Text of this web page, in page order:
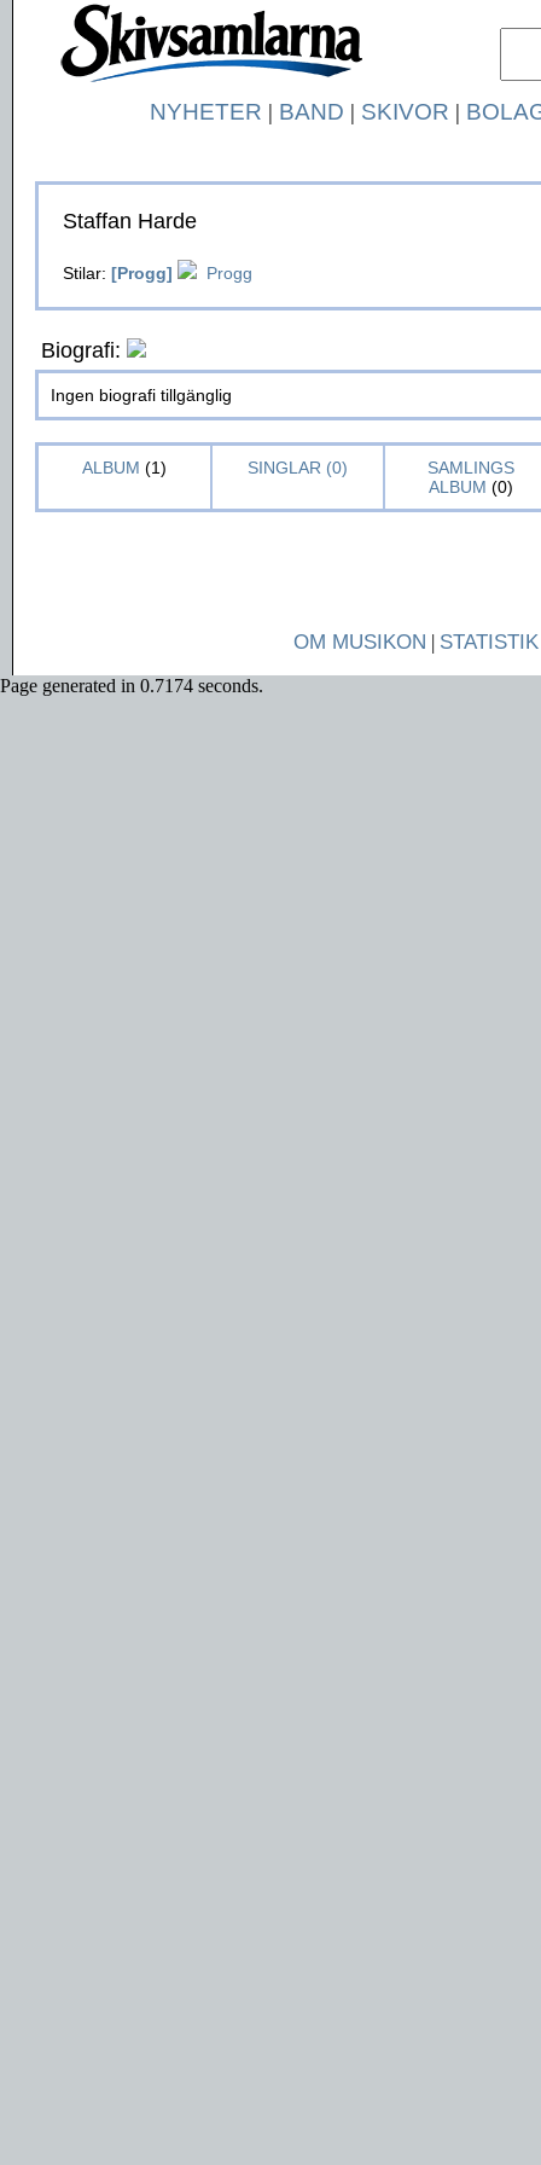
NYHETER | BAND | SKIVOR |
Staffan Harde
Stilar: [Progg] Progg
Biografi:
Ingen biografi tillgänglig
ALBUM (1) SINGLAR (0)
SAMLINGS
ALBUM (0)
OM MUSIKON | STATISTIK
Page generated in 0.7174 seconds.